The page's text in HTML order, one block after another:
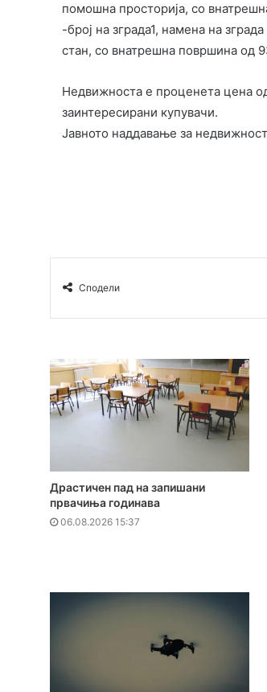
помошна просторија, со
-број на зграда1, намена на
стан, со внатрешна површина од
Недвижноста е проценета цена
заинтересирани купувачи.
Јавното наддавање за
Сподели
Драстичен пад на запишани
првачиња годинава
06.08.2026 15:37